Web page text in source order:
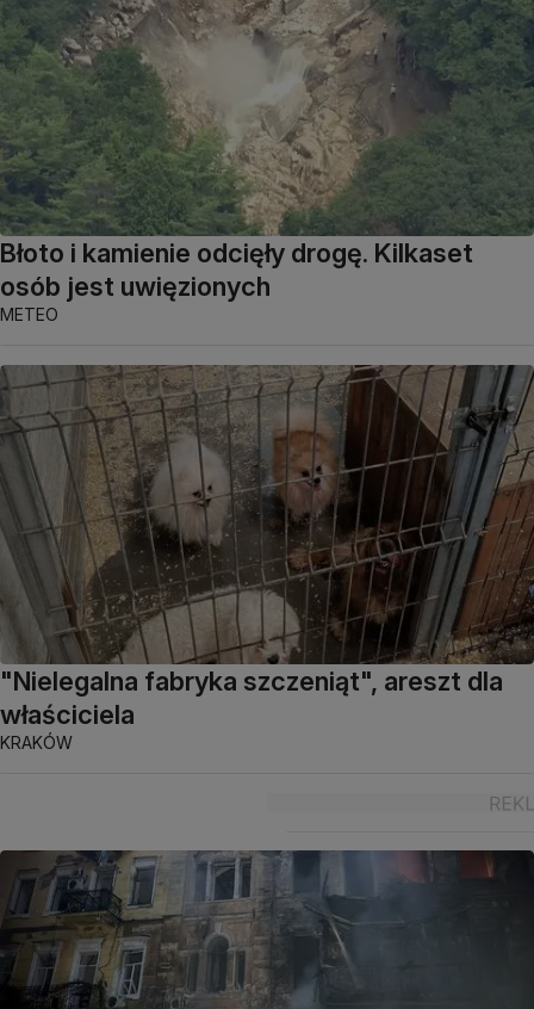
Błoto i kamienie odcięły drogę. Kilkaset
osób jest uwięzionych
METEO
"Nielegalna fabryka szczeniąt", areszt dla
właściciela
KRAKÓW